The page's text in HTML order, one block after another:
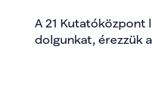
A 21 Kutatóközpont
dolgunkat, érezzük